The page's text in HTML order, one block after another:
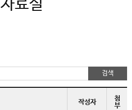
자료실
작성자
첨
부